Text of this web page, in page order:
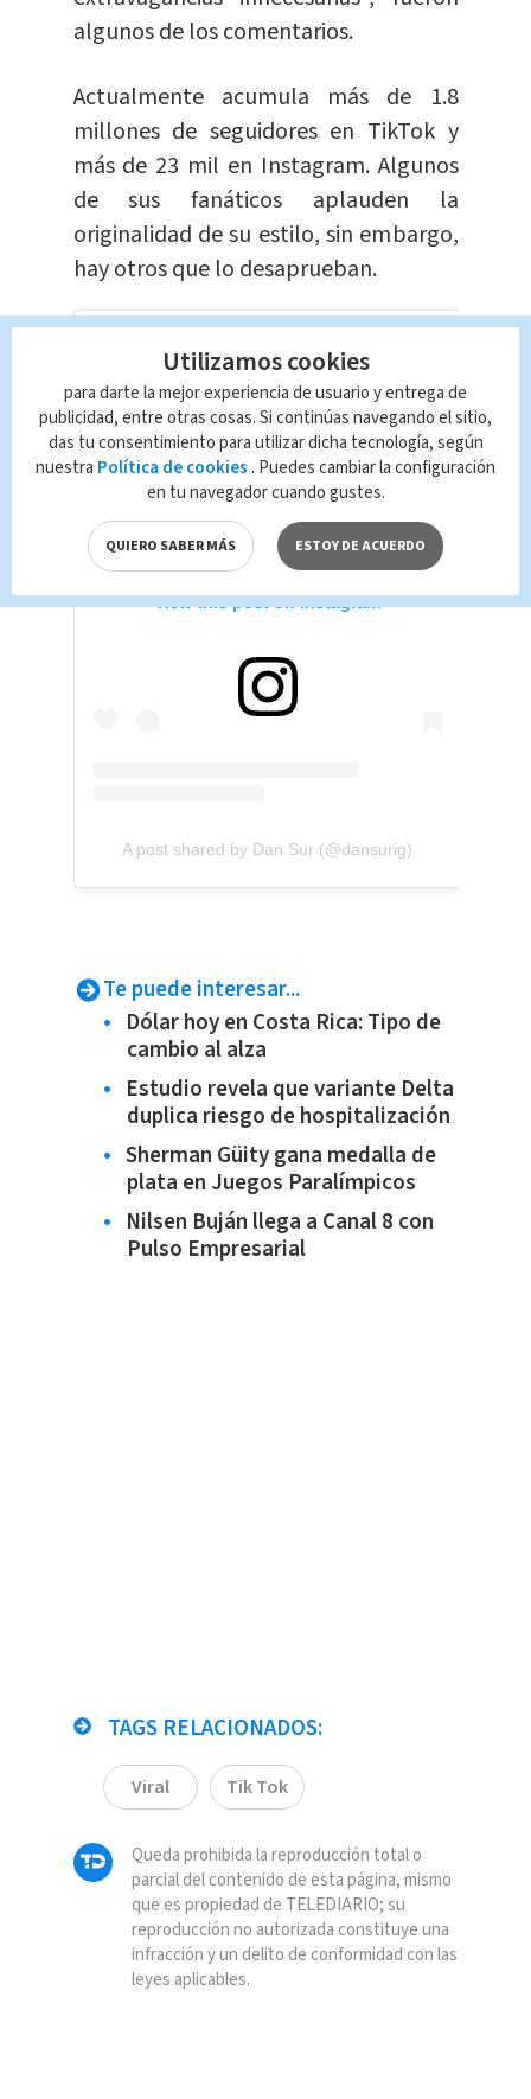
algunos de los comentarios.
Actualmente acumula más de 1.8
millones de seguidores en TikTok y
más de 23 mil en Instagram. Algunos
de sus fanáticos aplauden la
originalidad de su estilo, sin embargo,
hay otros que lo desaprueban.
View this post on Instagram
A post shared by Dan Sur (@dansurig)
Te puede interesar...
Dólar hoy en Costa Rica: Tipo de
cambio al alza
Estudio revela que variante Delta
duplica riesgo de hospitalización
Sherman Güity gana medalla de
plata en Juegos Paralímpicos
Nilsen Buján llega a Canal 8 con
Pulso Empresarial
TAGS RELACIONADOS:
Viral Tik Tok
Queda prohibida la reproducción total o
parcial del contenido de esta página, mismo
que es propiedad de TELEDIARIO; su
reproducción no autorizada constituye una
infracción y un delito de conformidad con las
leyes aplicables.
Utilizamos cookies
para darte la mejor experiencia de usuario y entrega de
publicidad, entre otras cosas. Si continúas navegando el sitio,
das tu consentimiento para utilizar dicha tecnología, según
nuestra Política de cookies . Puedes cambiar la configuración
en tu navegador cuando gustes.
QUIERO SABER MÁS ESTOY DE ACUERDO